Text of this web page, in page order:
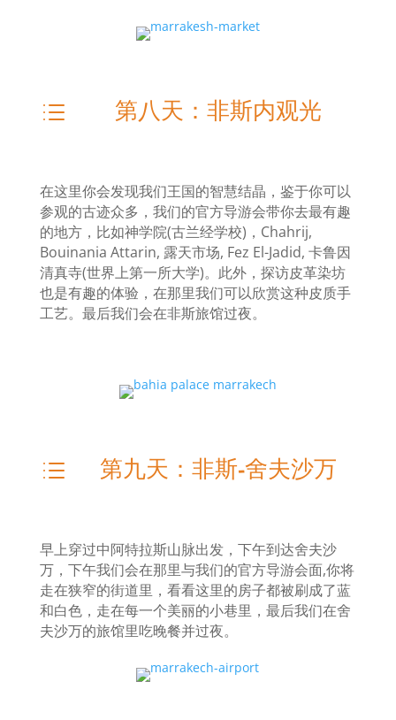
d 第八天：非斯内观光
在这里你会发现我们王国的智慧结晶，鉴于你可以
参观的古迹众多，我们的官方导游会带你去最有趣
的地方，比如神学院(古兰经学校)，Chahrij,
Bouinania Attarin, 露天市场, Fez El-Jadid, 卡鲁因
清真寺(世界上第一所大学)。此外，探访皮革染坊
也是有趣的体验，在那里我们可以欣赏这种皮质手
工艺。最后我们会在非斯旅馆过夜。
d 第九天：非斯-舍夫沙万
早上穿过中阿特拉斯山脉出发，下午到达舍夫沙
万，下午我们会在那里与我们的官方导游会面,你将
走在狭窄的街道里，看看这里的房子都被刷成了蓝
和白色，走在每一个美丽的小巷里，最后我们在舍
夫沙万的旅馆里吃晚餐并过夜。